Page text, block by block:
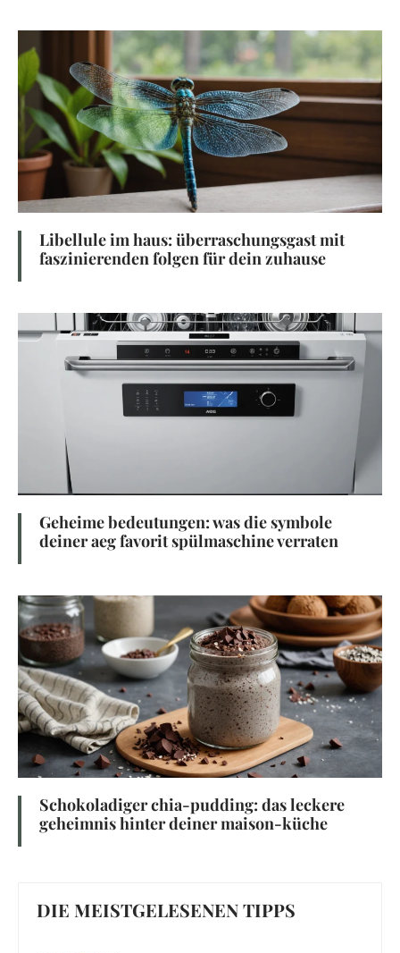
Libellule im haus: überraschungsgast mit
faszinierenden folgen für dein zuhause
Geheime bedeutungen: was die symbole
deiner aeg favorit spülmaschine verraten
Schokoladiger chia-pudding: das leckere
geheimnis hinter deiner maison-küche
DIE MEISTGELESENEN TIPPS